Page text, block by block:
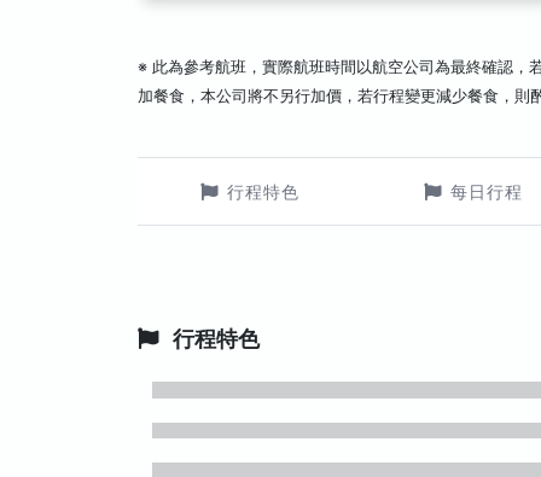
※ 此為參考航班，實際航班時間以航空公司為最終確認，
加餐食，本公司將不另行加價，若行程變更減少餐食，則
行程特色 每日行程
行程特色